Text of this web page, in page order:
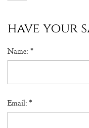
have your
Name: *
Email: *